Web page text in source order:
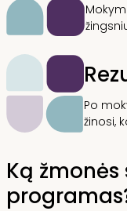
Po
žinosi,
Ką